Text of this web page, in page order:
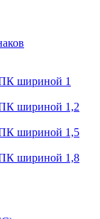
шириной 1
шириной 1,2
шириной 1,5
шириной 1,8